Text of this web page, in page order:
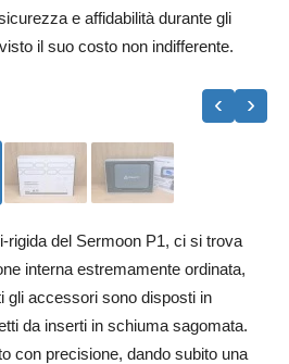
e affidabilità durante gli
il suo costo non indifferente.
‹ ›
rigida del Sermoon P1, ci si trova
interna estremamente ordinata,
gli accessori sono disposti in
da inserti in schiuma sagomata.
con precisione, dando subito una